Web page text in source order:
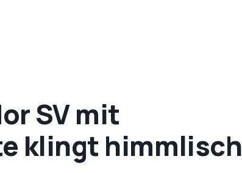
SV mit
klingt himmlisch